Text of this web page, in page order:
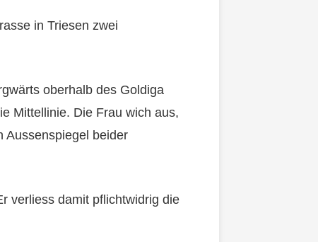
in Triesen zwei
oberhalb des Goldiga
Mittellinie. Die Frau wich aus,
Aussenspiegel beider
verliess damit pflichtwidrig die